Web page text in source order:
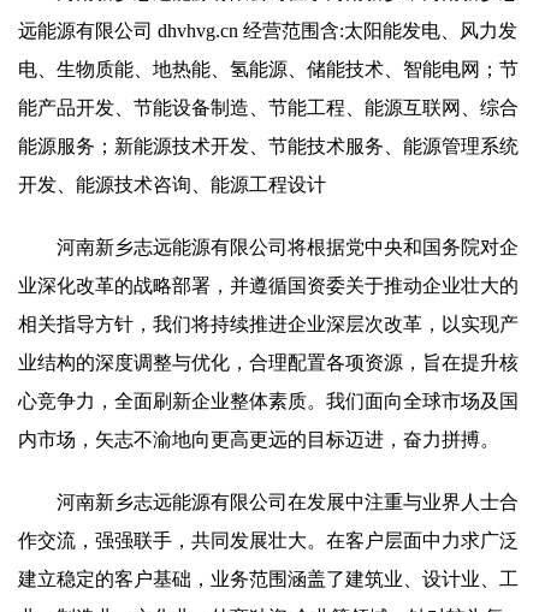
远能源有限公司 dhvhvg.cn 经营范围含:太阳能发电、风力发
电、生物质能、地热能、氢能源、储能技术、智能电网；节
能产品开发、节能设备制造、节能工程、能源互联网、综合
能源服务；新能源技术开发、节能技术服务、能源管理系统
开发、能源技术咨询、能源工程设计
河南新乡志远能源有限公司将根据党中央和国务院对企
业深化改革的战略部署，并遵循国资委关于推动企业壮大的
相关指导方针，我们将持续推进企业深层次改革，以实现产
业结构的深度调整与优化，合理配置各项资源，旨在提升核
心竞争力，全面刷新企业整体素质。我们面向全球市场及国
内市场，矢志不渝地向更高更远的目标迈进，奋力拼搏。
河南新乡志远能源有限公司在发展中注重与业界人士合
作交流，强强联手，共同发展壮大。在客户层面中力求广泛
建立稳定的客户基础，业务范围涵盖了建筑业、设计业、工